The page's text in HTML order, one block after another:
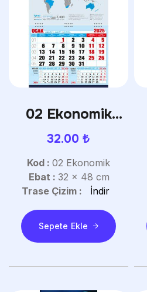
02 Ekonomik
Küçük Boy
32.00 ₺
Kod : 02 Ekonomik
Ebat : 32 x 48 cm
Trase Çizim :
İndir
Sepete Ekle